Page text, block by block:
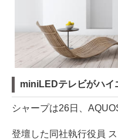
miniLEDテレビがハイ
シャープは26日、
登壇した同社執行役員